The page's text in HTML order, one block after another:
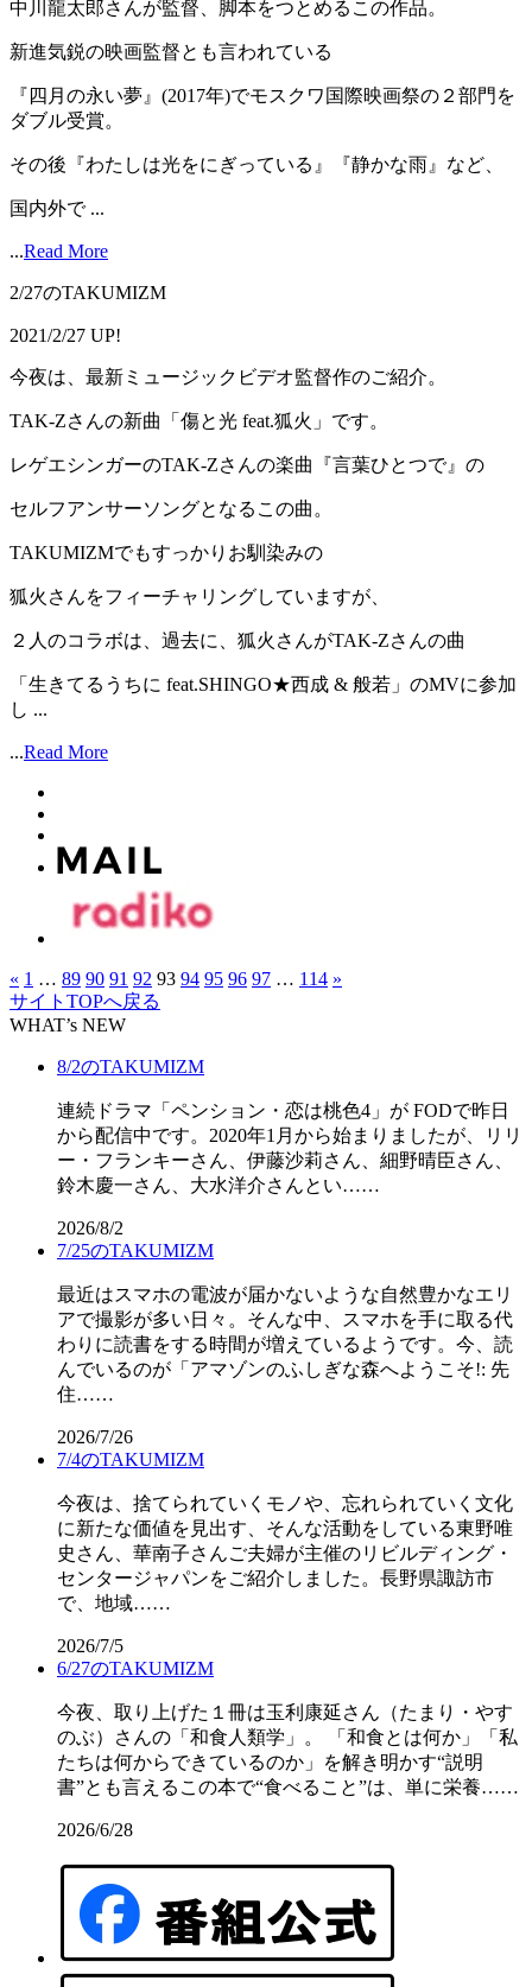
中川龍太郎さんが監督、脚本をつとめるこの作品。
新進気鋭の映画監督とも言われている
『四月の永い夢』(2017年)でモスクワ国際映画祭の２部門を
ダブル受賞。
その後『わたしは光をにぎっている』『静かな雨』など、
国内外で ...
...Read More
2/27のTAKUMIZM
2021/2/27 UP!
今夜は、最新ミュージックビデオ監督作のご紹介。
TAK-Zさんの新曲「傷と光 feat.狐火」です。
レゲエシンガーのTAK-Zさんの楽曲『言葉ひとつで』の
セルフアンサーソングとなるこの曲。
TAKUMIZMでもすっかりお馴染みの
狐火さんをフィーチャリングしていますが、
２人のコラボは、過去に、狐火さんがTAK-Zさんの曲
「生きてるうちに feat.SHINGO★西成 & 般若」のMVに参加
し ...
...Read More
« 1 … 89 90 91 92 93 94 95 96 97 … 114 »
サイトTOPへ戻る
WHAT’s NEW
8/2のTAKUMIZM
連続ドラマ「ペンション・恋は桃色4」が FODで昨日
から配信中です。2020年1月から始まりましたが、リリ
ー・フランキーさん、伊藤沙莉さん、細野晴臣さん、
鈴木慶一さん、大水洋介さんとい……
2026/8/2
7/25のTAKUMIZM
最近はスマホの電波が届かないような自然豊かなエリ
アで撮影が多い日々。そんな中、スマホを手に取る代
わりに読書をする時間が増えているようです。今、読
んでいるのが「アマゾンのふしぎな森へようこそ!: 先
住……
2026/7/26
7/4のTAKUMIZM
今夜は、捨てられていくモノや、忘れられていく文化
に新たな価値を見出す、そんな活動をしている東野唯
史さん、華南子さんご夫婦が主催のリビルディング・
センタージャパンをご紹介しました。長野県諏訪市
で、地域……
2026/7/5
6/27のTAKUMIZM
今夜、取り上げた１冊は玉利康延さん（たまり・やす
のぶ）さんの「和食人類学」。 「和食とは何か」「私
たちは何からできているのか」を解き明かす“説明
書”とも言えるこの本で“食べること”は、単に栄養……
2026/6/28